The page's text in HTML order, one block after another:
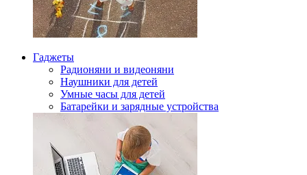
Гаджеты
Радионяни и видеоняни
Наушники для детей
Умные часы для детей
Батарейки и зарядные устройства